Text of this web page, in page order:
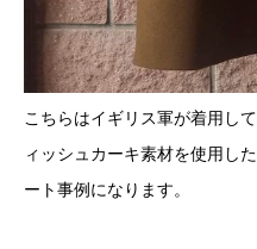
こちらはイギリス軍が着用し
ィッシュカーキ素材を使用し
ート事例になります。